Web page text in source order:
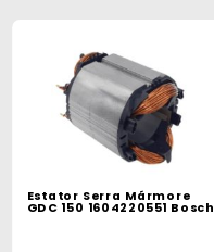
Estator Serra Mármore
GDC 150 1604220551 Bosch